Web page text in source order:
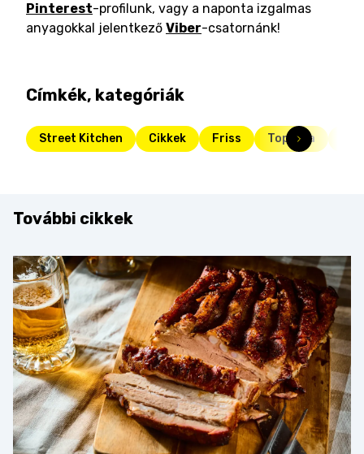
Pinterest-profilunk, vagy a naponta izgalmas
anyagokkal jelentkező Viber-csatornánk!
Címkék, kategóriák
Street Kitchen Cikkek Friss Toplista
További cikkek